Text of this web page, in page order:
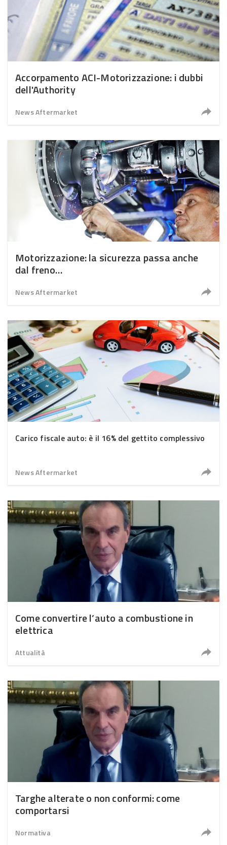
Accorpamento ACI-Motorizzazione: i dubbi
dell'Authority
News Aftermarket
Motorizzazione: la sicurezza passa anche
dal freno
News Aftermarket
Carico fiscale auto: è il 16% del gettito complessivo
News Aftermarket
Come convertire l’auto a combustione in
elettrica
Attualità
Targhe alterate o non conformi: come
comportarsi
Normativa